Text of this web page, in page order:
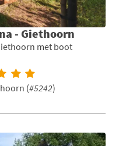
- Giethoorn
met boot
(#5242)